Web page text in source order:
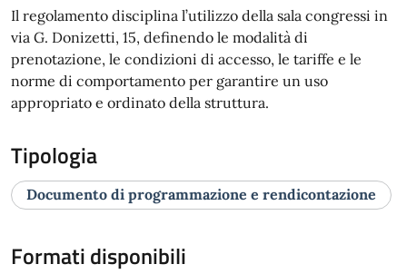
Il regolamento disciplina l’utilizzo della sala congressi in
via G. Donizetti, 15, definendo le modalità di
prenotazione, le condizioni di accesso, le tariffe e le
norme di comportamento per garantire un uso
appropriato e ordinato della struttura.
Tipologia
Documento di programmazione e rendicontazione
Formati disponibili